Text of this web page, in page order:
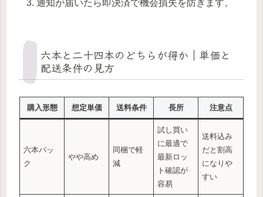
通知が届いたら即決済で機会損失を防ぎます。
六本と二十四本のどちらが得か｜単価と
配送条件の見方
購入形態 想定単価 送料条件 長所 注意点
六本パッ
ク
やや高め
同梱で軽
減
試し買い
に最適で
最新ロッ
ト確認が
容易
送料込み
だと割高
になりや
すい